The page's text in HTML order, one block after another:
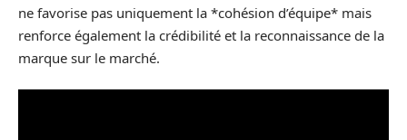
ne favorise pas uniquement la *cohésion d’équipe* mais
renforce également la crédibilité et la reconnaissance de la
marque sur le marché.